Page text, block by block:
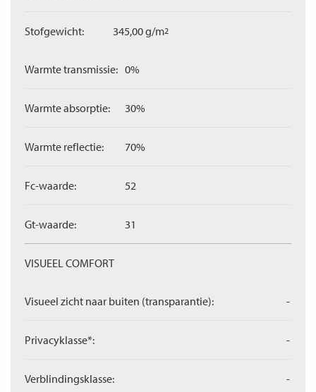
Stofgewicht: 345,00 g/m2
Warmte transmissie: 0%
Warmte absorptie: 30%
Warmte reflectie: 70%
Fc-waarde: 52
Gt-waarde: 31
VISUEEL COMFORT
Visueel zicht naar buiten (transparantie): -
Privacyklasse*: -
Verblindingsklasse: -